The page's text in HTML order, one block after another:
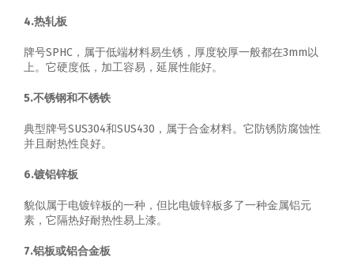
4.热轧板
牌号SPHC，属于低端材料易生锈，厚度较厚一般都在3mm以
上。它硬度低，加工容易，延展性能好。
5.不锈钢和不锈铁
典型牌号SUS304和SUS430，属于合金材料。它防锈防腐蚀性
并且耐热性良好。
6.镀铝锌板
貌似属于电镀锌板的一种，但比电镀锌板多了一种金属铝元
素，它隔热好耐热性易上漆。
7.铝板或铝合金板